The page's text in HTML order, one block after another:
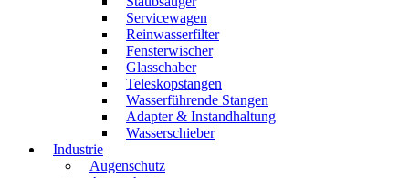
Servicewagen
Reinwasserfilter
Fensterwischer
Glasschaber
Teleskopstangen
Wasserführende Stangen
Adapter & Instandhaltung
Wasserschieber
Industrie
Augenschutz